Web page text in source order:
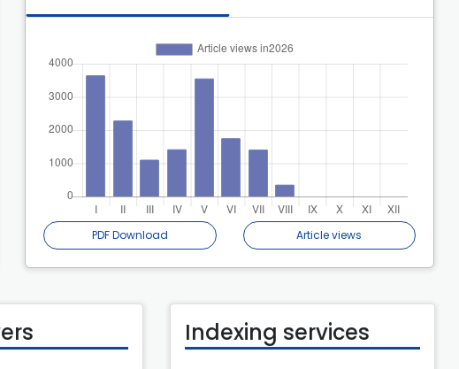
PDF Download Article views
Indexing services